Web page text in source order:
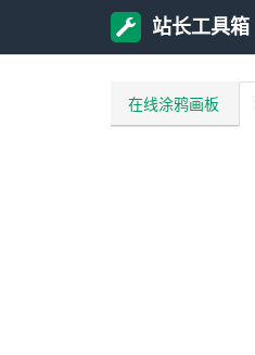
站长工具箱
在线涂鸦画板